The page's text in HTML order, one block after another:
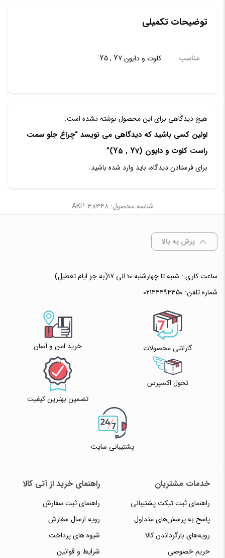
توضیحات تکمیلی
مناسب کلوت و دایون Y5 , Y7
هیچ دیدگاهی برای این محصول نوشته نشده است.
اولین کسی باشید که دیدگاهی می نویسد “چراغ جلو سمت
راست کلوت و دایون (Y5 , Y7)”
برای فرستادن دیدگاه، باید وارد شده باشید.
شناسه محصول: AKP-38348
پرش به بالا
ساعت کاری : شنبه تا چهارشنبه ۱۰ الی ۱۷(به جز ایام تعطیل)
شماره تلفن: ۰۲۱۴۴۴۹۴۳۵۰
گارانتی محصولات خرید امن و آسان
تحول اکسپرس
تضمین بهترین کیفیت
پشتیبانی سایت
خدمات مشتریان
راهنمای ثبت تیکت پشتیبانی
پاسخ به پرسش‌های متداول
رویه‌های بازگرداندن کالا
حریم خصوصی
راهنمای خرید از آتی کالا
راهنمای ثبت سفارش
رویه ارسال سفارش
شیوه های پرداخت
شرایط و قوانین